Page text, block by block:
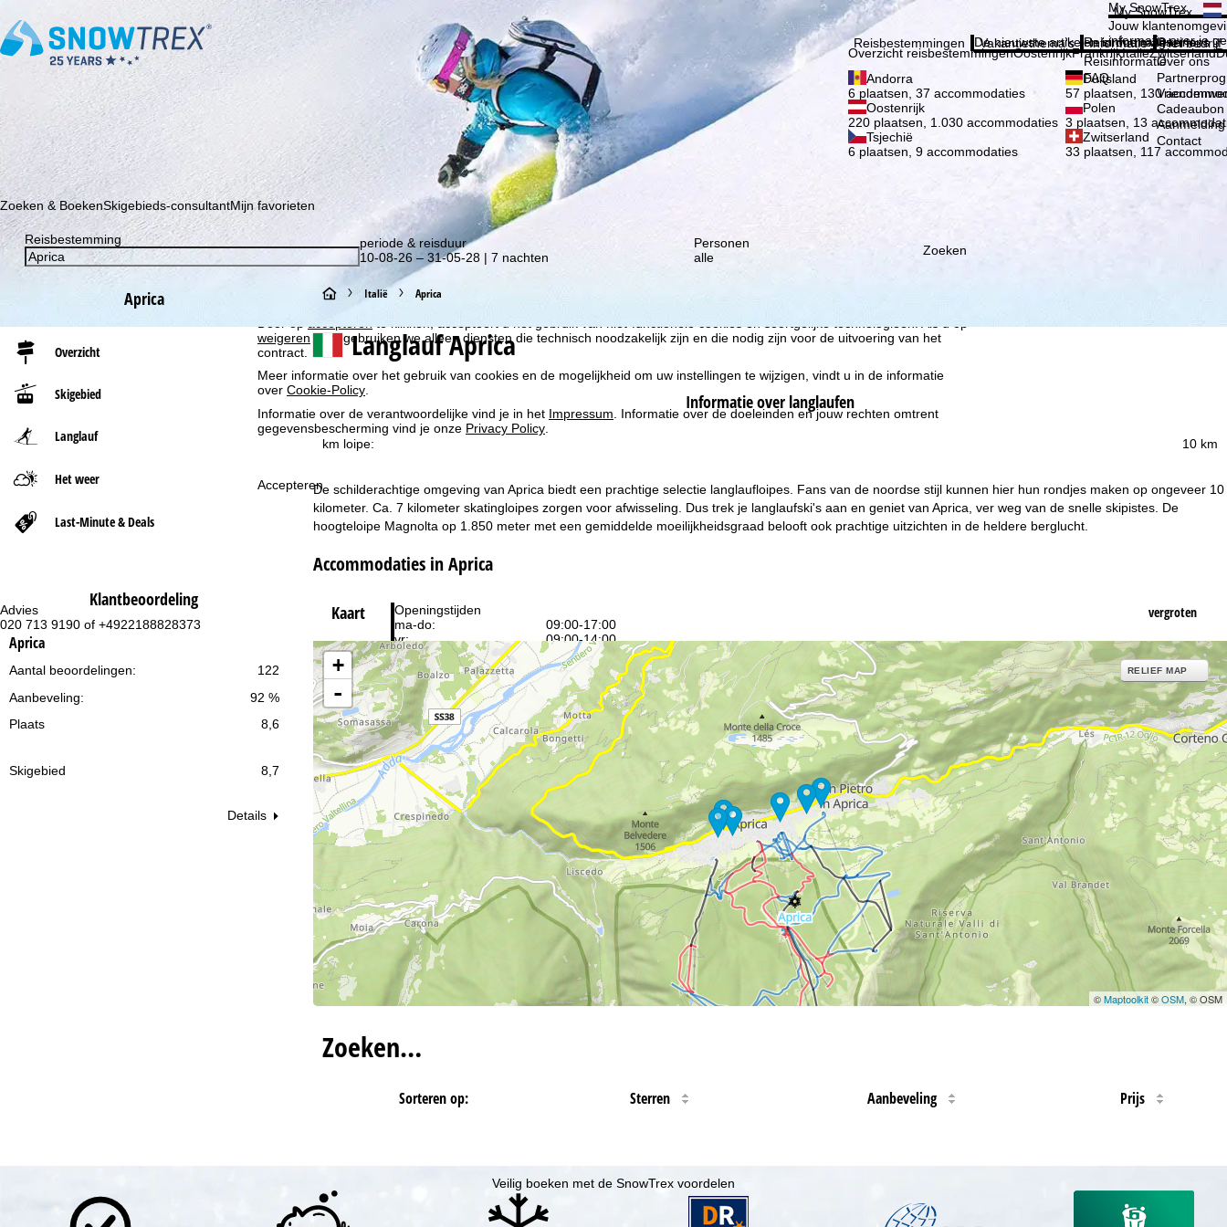
Cookie-informatie
Om onze website te optimaliseren, gebruiken we cookies om gebruiksinformatie te verzamelen, die wij, TravelTrex GmbH,
ook delen met onze partners. Gebruiksprofielen worden aangemaakt op basis van uw activiteiten met behulp van
eindapparaat- en browserinformatie. Deze gebruiksprofielen worden gebruikt voor statistische analyse, individuele
productaanbevelingen, geïndividualiseerde reclame en bereikmeting. Hiervoor hebben wij uw toestemming nodig (op elk
moment in te trekken), wat ook de overdracht van bepaalde persoonlijke gegevens aan derde aanbieders in derde landen
buiten de Europese Economische Ruimte inhoudt, zoals Google of Microsoft in de VS.
Door opaccepterente klikken, accepteert u het gebruik van niet-functionele cookies en soortgelijke technologieën. Als u op
weigeren klikt, gebruiken we alleen diensten die technisch noodzakelijk zijn en die nodig zijn voor de uitvoering van het
contract.
Meer informatie over het gebruik van cookies en de mogelijkheid om uw instellingen te wijzigen, vindt u in de informatie
over Cookie-Policy
Informatie over de verantwoordelijke vind je in het Impressum . Informatie over de doeleinden en jouw rechten omtrent
gegevensbescherming vind je onze Privacy Policy
Accepteren
Advies
020 713 9190 of +4922188828373
Openingstijden
ma-do:
09:00-17:00
vr:
09:00-14:00
za-zo:
gesloten
Naar contactpagina
Advies
Schrijf je in voor onze nieuwsbrief en wees als eerste op de hoogte van onze kortingsacties!
My SnowTrex
My SnowTrex
Jouw
informatie over je
Reisbestemmingen
Overzicht reisbestemmingenOostenrijkFrankrijkItaliëZwitserland
Andorra
6 plaatsen, 37 accommodaties
Duitsland
57 plaatsen, 130
Oostenrijk
220 plaatsen, 1.030 accommodaties
Polen
3 plaatsen, 13
Tsjechië
6 plaatsen, 9 accommodaties
Zwitserland
33 plaatsen, 117
Vakantiethema's
De nieuwste artikelen in ons magazine
Informatie
Reisinformatie
Reisinformatie
FAQ
Het bedrijf
Over ons
Over ons
Cadeaubon
Contact
Zoeken & BoekenSkigebieds-consultantMijn favorieten
Reisbestemming
periode & reisduur
10-08-26 – 31-05-28 | 7 nachten
Personen
alle
Zoeken
Aprica
Overzicht
Skigebied
Langlauf
Het weer
Last-Minute & Deals
Klantbeoordeling
Aprica
122
Aantal beoordelingen:
92 %
Aanbeveling:
Plaats
8,6
Skigebied 8,7
Details
S
t
t
a
a
Italië Aprica
Langlauf Aprica
Informatie over langlaufen
10 km
km loipe:
De schilderachtige omgeving van Aprica biedt een prachtige selectie langlaufloipes. Fans van de noordse stijl kunnen hier hun rondjes maken op ongeveer 10
kilometer. Ca. 7 kilometer skatingloipes zorgen voor afwisseling. Dus trek je langlaufski's aan en geniet van Aprica, ver weg van de snelle skipistes. De
hoogteloipe Magnolta op 1.850 meter met een gemiddelde moeilijkheidsgraad belooft ook prachtige uitzichten in de heldere berglucht.
Accommodaties in Aprica
Kaart vergroten
+
-
RELIEF MAP
©Maptoolkit©OSM, © OSM
Zoeken…
Sorteren op: Sterren Aanbeveling Prijs
Veilig boeken met de SnowTrex voordelen